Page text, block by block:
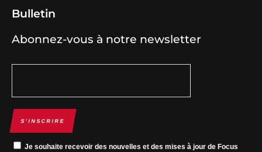
Bulletin
Abonnez-vous à notre newsletter
S’INSCRIRE
Je souhaite recevoir des nouvelles et des mises à jour de Focus